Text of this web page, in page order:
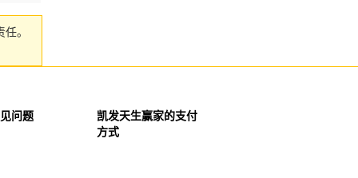
。
问题
凯发天生赢家的支付
方式